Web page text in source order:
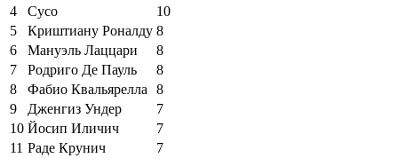
4
Сусо
10
5
Криштиану Роналду 8
6
Мануэль Лаццари
8
7
Родриго Де Пауль
8
8
Фабио Квальярелла
8
9
Дженгиз Ундер
7
10 Йосип Иличич
7
11 Раде Крунич
7